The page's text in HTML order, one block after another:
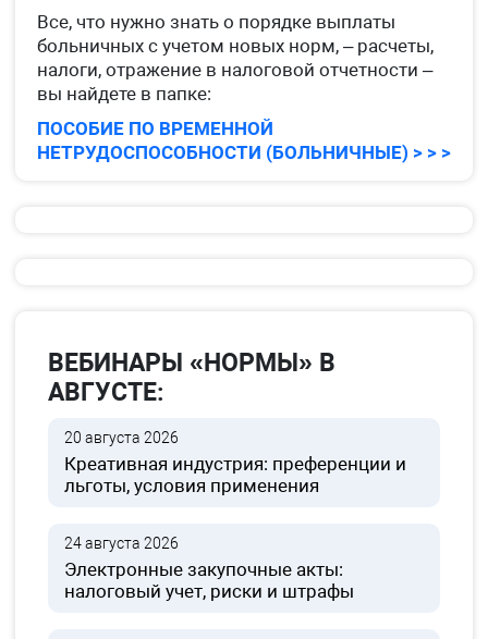
Все, что нужно знать о порядке выплаты
больничных с учетом новых норм, – расчеты,
налоги, отражение в налоговой отчетности –
вы найдете в папке:
ПОСОБИЕ ПО ВРЕМЕННОЙ
НЕТРУДОСПОСОБНОСТИ (БОЛЬНИЧНЫЕ) > > >
ВЕБИНАРЫ «НОРМЫ» В
АВГУСТЕ:
20 августа 2026
Креативная индустрия: преференции и
льготы, условия применения
24 августа 2026
Электронные закупочные акты:
налоговый учет, риски и штрафы